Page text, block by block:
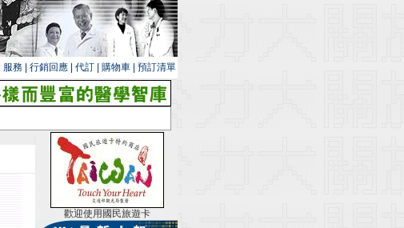
服務 行銷回應 代訂 購物車 預訂清單
歡迎使用國民旅遊卡